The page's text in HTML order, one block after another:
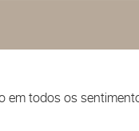
em todos os